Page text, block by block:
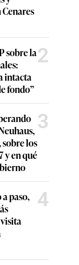
sobre la
intacta
fondo”
2
los
y en qué
3
paso,
4